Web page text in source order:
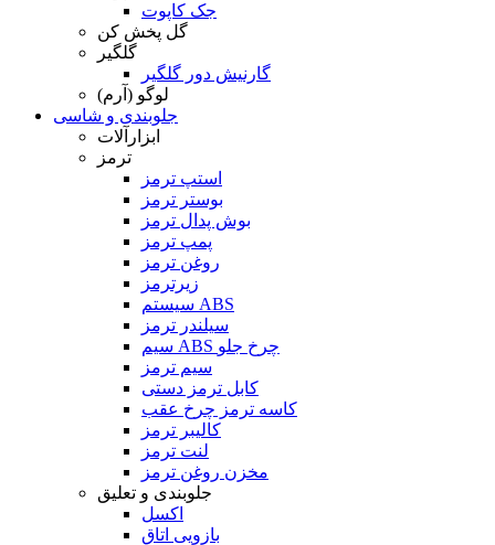
جک کاپوت
گل پخش کن
گلگیر
گارنیش دور گلگیر
لوگو (آرم)
جلوبندی و شاسی
ابزارآلات
ترمز
استپ ترمز
بوستر ترمز
بوش پدال ترمز
پمپ ترمز
روغن ترمز
زیرترمز
سیستم ABS
سیلندر ترمز
سیم ABS چرخ جلو
سیم ترمز
کابل ترمز دستی
کاسه ترمز چرخ عقب
کالیبر ترمز
لنت ترمز
مخزن روغن ترمز
جلوبندی و تعلیق
اکسل
بازویی اتاق